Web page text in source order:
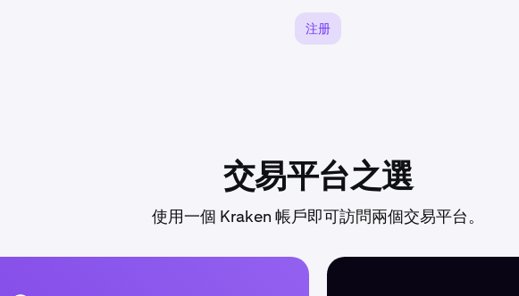
注册
交易平台之選
使用一個 Kraken 帳戶即可訪問兩個交易平台。